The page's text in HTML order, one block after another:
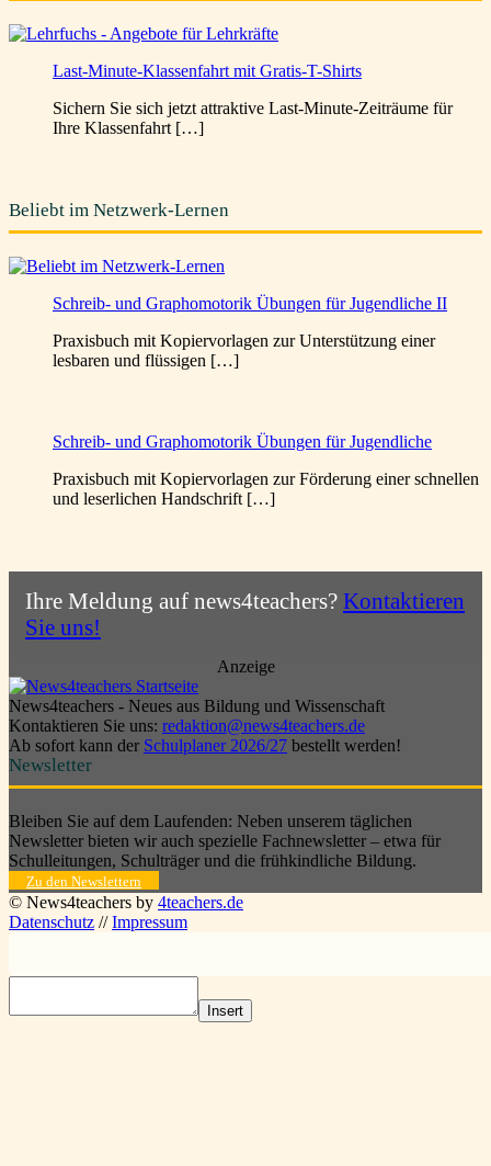
Last-Minute-Klassenfahrt mit Gratis-T-Shirts
Sichern Sie sich jetzt attraktive Last-Minute-Zeiträume für
Ihre Klassenfahrt […]
Beliebt im Netzwerk-Lernen
Schreib- und Graphomotorik Übungen für Jugendliche II
Praxisbuch mit Kopiervorlagen zur Unterstützung einer
lesbaren und flüssigen […]
Schreib- und Graphomotorik Übungen für Jugendliche
Praxisbuch mit Kopiervorlagen zur Förderung einer schnellen
und leserlichen Handschrift […]
Ihre Meldung auf news4teachers? Kontaktieren
Sie uns!
Anzeige
News4teachers - Neues aus Bildung und Wissenschaft
Kontaktieren Sie uns: redaktion@news4teachers.de
Ab sofort kann der Schulplaner 2026/27 bestellt werden!
Newsletter
Bleiben Sie auf dem Laufenden: Neben unserem täglichen
Newsletter bieten wir auch spezielle Fachnewsletter – etwa für
Schulleitungen, Schulträger und die frühkindliche Bildung.
Zu den Newslettern
© News4teachers by 4teachers.de
Datenschutz //Impressum
Insert